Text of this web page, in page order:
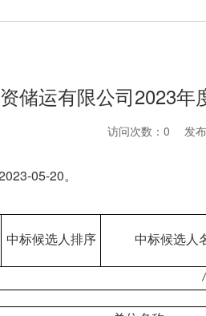
储运有限公司2023
访问次数： 0 发布
05-20。
中标候选人排序 中标候选人
/